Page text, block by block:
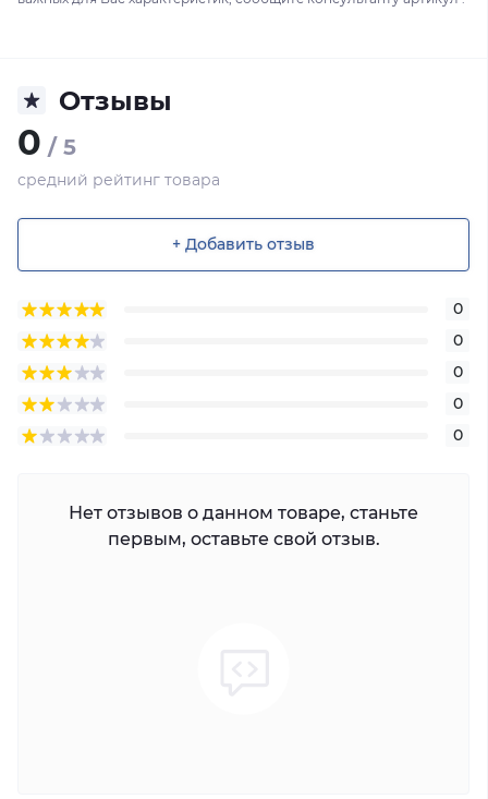
Отзывы
0 / 5
средний рейтинг товара
+ Добавить отзыв
0
0
0
0
0
Нет отзывов о данном товаре, станьте
первым, оставьте свой отзыв.